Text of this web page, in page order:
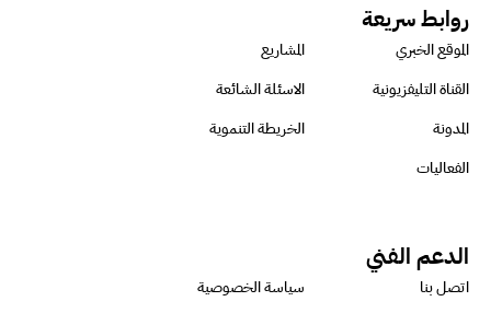
روابط سريعة
الموقع الخبري
المشاريع
القناة التليفزيونية
الاسئلة الشائعة
المدونة
الخريطة التنموية
الفعاليات
الدعم الفني
اتصل بنا سياسة الخصوصية